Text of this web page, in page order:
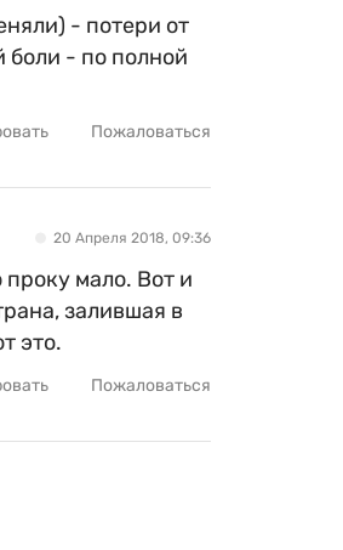
- потери от
боли - по полной
Пожаловаться
20 Апреля 2018, 09:36
мало. Вот и
залившая в
это.
Пожаловаться